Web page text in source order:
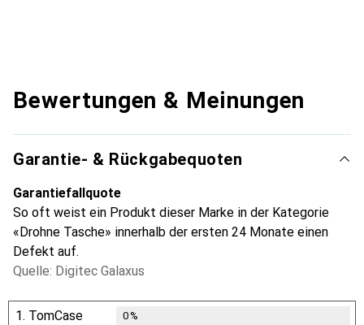
Bewertungen & Meinungen
Garantie- & Rückgabequoten
Garantiefallquote
So oft weist ein Produkt dieser Marke in der Kategorie
«Drohne Tasche» innerhalb der ersten 24 Monate einen
Defekt auf.
Quelle: Digitec Galaxus
1. TomCase 0%